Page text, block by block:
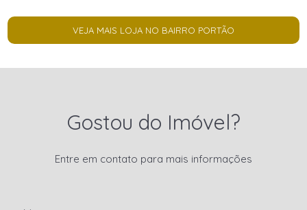
VEJA MAIS LOJA NO BAIRRO PORTÃO
Gostou do Imóvel?
Entre em contato para mais informações